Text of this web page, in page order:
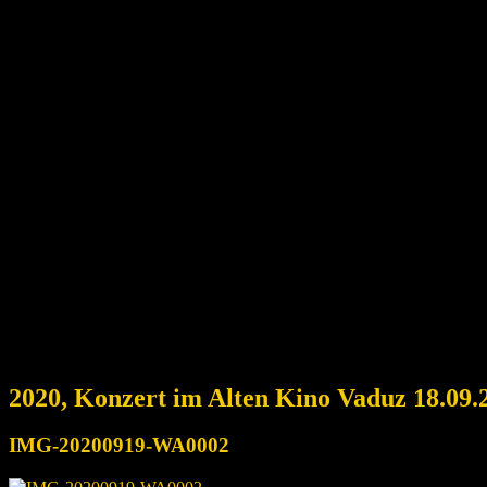
2020, Konzert im Alten Kino Vaduz
IMG-20200919-WA0002